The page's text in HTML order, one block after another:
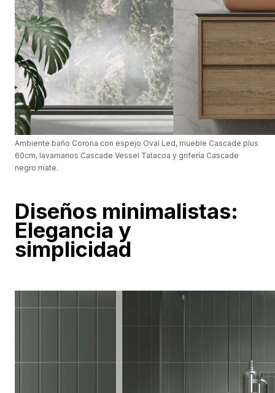
Ambiente baño Corona con espejo Oval Led, mueble Cascade plus
60cm, lavamanos Cascade Vessel Tatacoa y grifería Cascade
negro mate.
Diseños minimalistas:
Elegancia y
simplicidad